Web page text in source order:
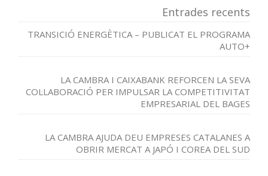
Entrades recents
TRANSICIÓ ENERGÈTICA – PUBLICAT EL PROGRAMA
AUTO+
LA CAMBRA I CAIXABANK REFORCEN LA SEVA
COL·LABORACIÓ PER IMPULSAR LA COMPETITIVITAT
EMPRESARIAL DEL BAGES
LA CAMBRA AJUDA DEU EMPRESES CATALANES A
OBRIR MERCAT A JAPÓ I COREA DEL SUD